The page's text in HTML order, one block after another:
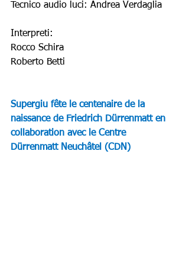
Tecnico audio luci: Andrea Verdaglia
Interpreti:
Rocco Schira
Roberto Betti
Supergiu fête le centenaire de la
naissance de Friedrich Dürrenmatt en
collaboration avec le Centre
Dürrenmatt Neuchâtel (CDN)